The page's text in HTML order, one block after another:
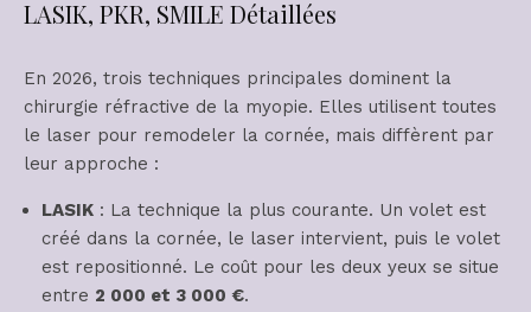
LASIK, PKR, SMILE Détaillées
En 2026, trois techniques principales dominent la
chirurgie réfractive de la myopie. Elles utilisent toutes
le laser pour remodeler la cornée, mais diffèrent par
leur approche :
LASIK : La technique la plus courante. Un volet est
créé dans la cornée, le laser intervient, puis le volet
est repositionné. Le coût pour les deux yeux se situe
entre 2 000 et 3 000 €.